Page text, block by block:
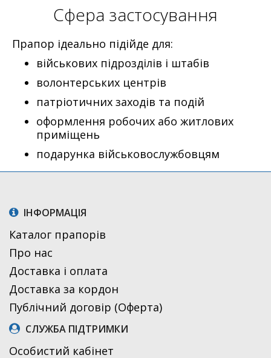
Сфера застосування
Прапор ідеально підійде для:
військових підрозділів і штабів
волонтерських центрів
патріотичних заходів та подій
оформлення робочих або житлових
приміщень
подарунка військовослужбовцям
ІНФОРМАЦІЯ
Каталог прапорів
Про нас
Доставка і оплата
Доставка за кордон
Публічний договір (Оферта)
СЛУЖБА ПІДТРИМКИ
Особистий кабінет